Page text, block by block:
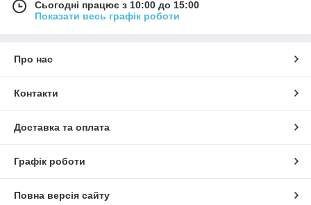
Сьогодні працює з 10:00 до 15:00
Показати весь графік роботи
Про нас
Контакти
Доставка та оплата
Графік роботи
Повна версія сайту